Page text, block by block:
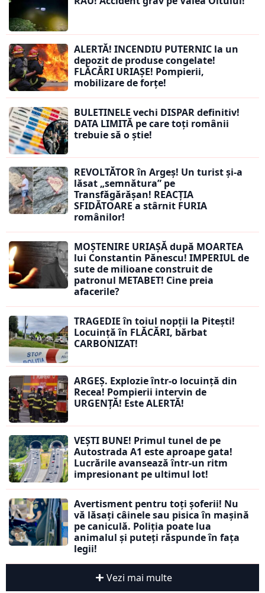
ALERTĂ! INCENDIU PUTERNIC la un
depozit de produse congelate!
FLĂCĂRI URIAȘE! Pompierii,
mobilizare de forțe!
BULETINELE vechi DISPAR definitiv!
DATA LIMITĂ pe care toți românii
trebuie să o știe!
REVOLTĂTOR în Argeș! Un turist și-a
lăsat „semnătura” pe
Transfăgărășan! REACȚIA
SFIDĂTOARE a stârnit FURIA
românilor!
MOȘTENIRE URIAȘĂ după MOARTEA
lui Constantin Pănescu! IMPERIUL de
sute de milioane construit de
patronul METABET! Cine preia
afacerile?
TRAGEDIE în toiul nopții la Pitești!
Locuință în FLĂCĂRI, bărbat
CARBONIZAT!
ARGEȘ. Explozie într-o locuință din
Recea! Pompierii intervin de
URGENȚĂ! Este ALERTĂ!
VEȘTI BUNE! Primul tunel de pe
Autostrada A1 este aproape gata!
Lucrările avansează într-un ritm
impresionant pe ultimul lot!
Avertisment pentru toți șoferii! Nu
vă lăsați câinele sau pisica în mașină
pe caniculă. Poliția poate lua
animalul și puteți răspunde în fața
legii!
Vezi mai multe